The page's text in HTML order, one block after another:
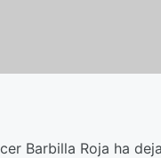
Barbilla Roja ha